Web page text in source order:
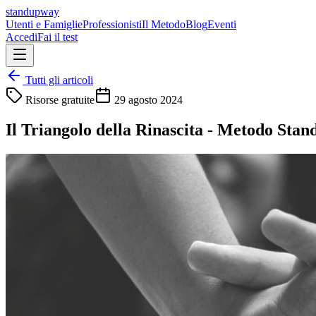
standupway
Utenti e FamiglieProfessionistiIl MetodoBlogEventi
AccediFai il test
Tutti gli articoli
Risorse gratuite
29 agosto 2024
Il Triangolo della Rinascita - Metodo